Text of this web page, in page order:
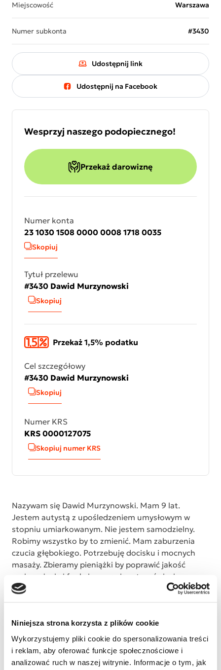
Niniejsza strona korzysta z plików cookie
Wykorzystujemy pliki cookie do spersonalizowania treści
i reklam, aby oferować funkcje społecznościowe i
analizować ruch w naszej witrynie. Informacje o tym, jak
Miejscowość Warszawa
Numer subkonta #3430
Udostępnij link
Udostępnij na Facebook
Wesprzyj naszego podopiecznego!
Przekaż darowiznę
Numer konta
23 1030 1508 0000 0008 1718 0035
Skopiuj
Tytuł przelewu
#3430 Dawid Murzynowski
Skopiuj
Przekaż 1,5% podatku
Cel szczegółowy
#3430 Dawid Murzynowski
Skopiuj
Numer KRS
KRS 0000127075
Skopiuj numer KRS
Nazywam się Dawid Murzynowski. Mam 9 lat.
Jestem autystą z upośledzeniem umysłowym w
stopniu umiarkowanym. Nie jestem samodzielny.
Robimy wszystko by to zmienić. Mam zaburzenia
czucia głębokiego. Potrzebuję docisku i mocnych
masaży. Zbieramy pieniążki by poprawić jakość
mojego życia i funkcjonowania w tym świecie.
Potrzebuje bardzo pomocy logopedycznej,
dodatkowych zajęć z Si. Jesteśmy pod opieką
tygodniu przebywam w Ośrodku. Codzienna
systematyczna rehabilitacja i nauka mówienia daje
efekty. Potrafię już dużo mówić, co ułatwia mi
kontakt z innymi. Nie potrafię mówić tak płynnie